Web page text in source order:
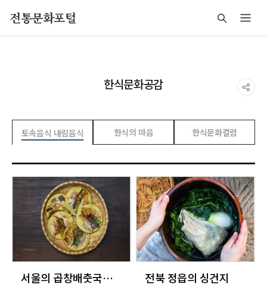
전통문화포털
한식문화공감
토속음식 내림음식 한식의 마음 한식문화컬럼
서울의 곱창배춧국과 빈대떡 전북 정읍의 싱건지